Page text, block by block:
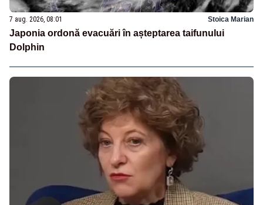
7 aug. 2026, 08:01 Stoica Marian
Japonia ordonă evacuări în așteptarea taifunului
Dolphin